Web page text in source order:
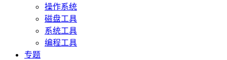
操作系统
磁盘工具
系统工具
编程工具
专题